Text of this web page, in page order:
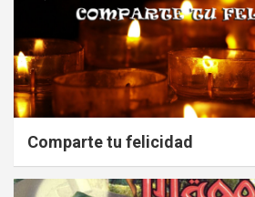
Comparte tu felicidad